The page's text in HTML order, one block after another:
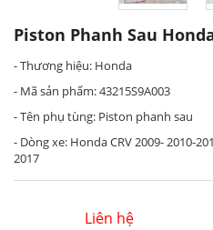
Piston Phanh Sau
- Thương hiệu: Honda
- Mã sản phẩm: 43215S9A003
- Tên phụ tùng: Piston phanh sau
- Dòng xe: Honda CRV 2009- 2010-
2017
Liên hệ